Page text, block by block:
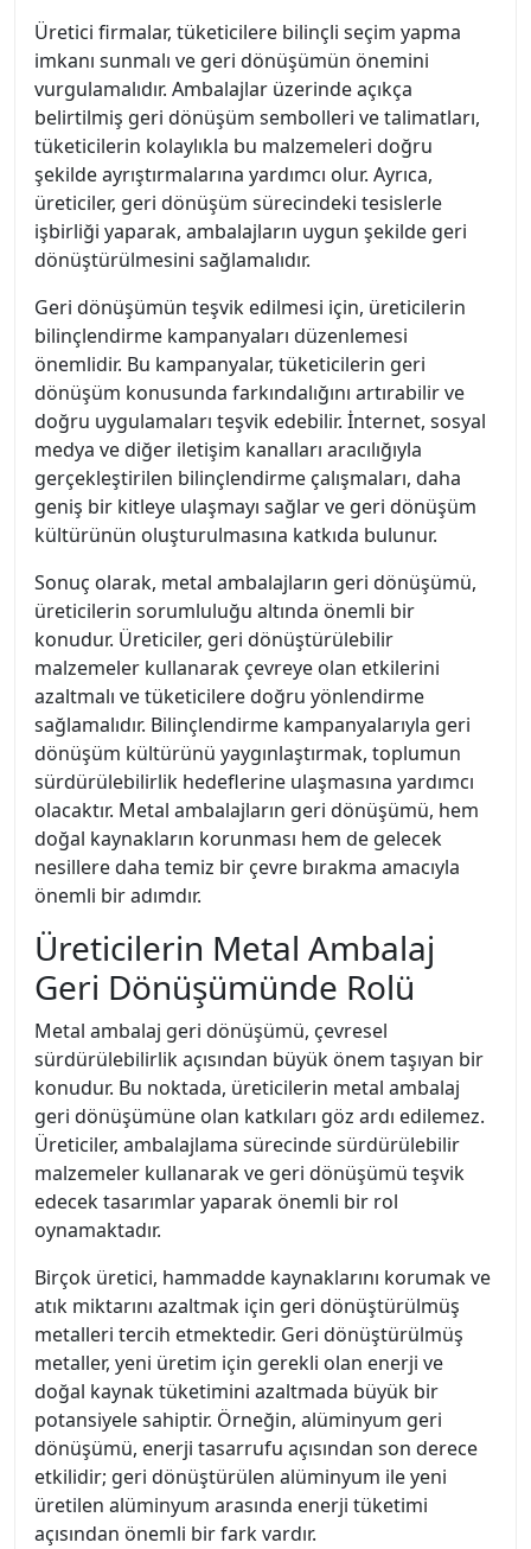
Üretici firmalar, tüketicilere bilinçli seçim yapma
imkanı sunmalı ve geri dönüşümün önemini
vurgulamalıdır. Ambalajlar üzerinde açıkça
belirtilmiş geri dönüşüm sembolleri ve talimatları,
tüketicilerin kolaylıkla bu malzemeleri doğru
şekilde ayrıştırmalarına yardımcı olur. Ayrıca,
üreticiler, geri dönüşüm sürecindeki tesislerle
işbirliği yaparak, ambalajların uygun şekilde geri
dönüştürülmesini sağlamalıdır.
Geri dönüşümün teşvik edilmesi için, üreticilerin
bilinçlendirme kampanyaları düzenlemesi
önemlidir. Bu kampanyalar, tüketicilerin geri
dönüşüm konusunda farkındalığını artırabilir ve
doğru uygulamaları teşvik edebilir. İnternet, sosyal
medya ve diğer iletişim kanalları aracılığıyla
gerçekleştirilen bilinçlendirme çalışmaları, daha
geniş bir kitleye ulaşmayı sağlar ve geri dönüşüm
kültürünün oluşturulmasına katkıda bulunur.
Sonuç olarak, metal ambalajların geri dönüşümü,
üreticilerin sorumluluğu altında önemli bir
konudur. Üreticiler, geri dönüştürülebilir
malzemeler kullanarak çevreye olan etkilerini
azaltmalı ve tüketicilere doğru yönlendirme
sağlamalıdır. Bilinçlendirme kampanyalarıyla geri
dönüşüm kültürünü yaygınlaştırmak, toplumun
sürdürülebilirlik hedeflerine ulaşmasına yardımcı
olacaktır. Metal ambalajların geri dönüşümü, hem
doğal kaynakların korunması hem de gelecek
nesillere daha temiz bir çevre bırakma amacıyla
önemli bir adımdır.
Üreticilerin Metal Ambalaj
Geri Dönüşümünde Rolü
Metal ambalaj geri dönüşümü, çevresel
sürdürülebilirlik açısından büyük önem taşıyan bir
konudur. Bu noktada, üreticilerin metal ambalaj
geri dönüşümüne olan katkıları göz ardı edilemez.
Üreticiler, ambalajlama sürecinde sürdürülebilir
malzemeler kullanarak ve geri dönüşümü teşvik
edecek tasarımlar yaparak önemli bir rol
oynamaktadır.
Birçok üretici, hammadde kaynaklarını korumak ve
atık miktarını azaltmak için geri dönüştürülmüş
metalleri tercih etmektedir. Geri dönüştürülmüş
metaller, yeni üretim için gerekli olan enerji ve
doğal kaynak tüketimini azaltmada büyük bir
potansiyele sahiptir. Örneğin, alüminyum geri
dönüşümü, enerji tasarrufu açısından son derece
etkilidir; geri dönüştürülen alüminyum ile yeni
üretilen alüminyum arasında enerji tüketimi
açısından önemli bir fark vardır.